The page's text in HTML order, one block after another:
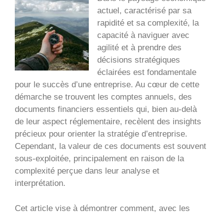
actuel, caractérisé par sa
rapidité et sa complexité, la
capacité à naviguer avec
agilité et à prendre des
décisions stratégiques
éclairées est fondamentale
pour le succès d’une entreprise. Au cœur de cette
démarche se trouvent les comptes annuels, des
documents financiers essentiels qui, bien au-delà
de leur aspect réglementaire, recèlent des insights
précieux pour orienter la stratégie d’entreprise.
Cependant, la valeur de ces documents est souvent
sous-exploitée, principalement en raison de la
complexité perçue dans leur analyse et
interprétation.
Cet article vise à démontrer comment, avec les